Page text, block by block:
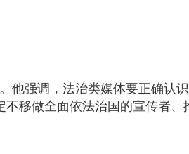
他强调，法治类媒体要正确认
移做全面依法治国的宣传者、